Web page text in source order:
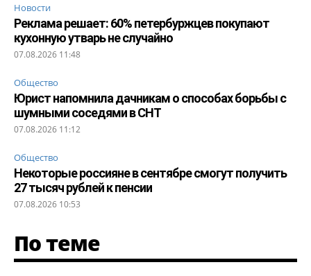
Новости
Реклама решает: 60% петербуржцев покупают
кухонную утварь не случайно
07.08.2026 11:48
Общество
Юрист напомнила дачникам о способах борьбы с
шумными соседями в СНТ
07.08.2026 11:12
Общество
Некоторые россияне в сентябре смогут получить
27 тысяч рублей к пенсии
07.08.2026 10:53
По теме